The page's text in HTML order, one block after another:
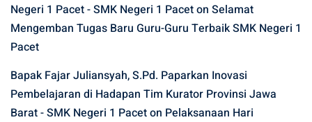
Negeri 1 Pacet - SMK Negeri 1 Paceton Selamat
Mengemban Tugas Baru Guru-Guru Terbaik SMK Negeri 1
Pacet
Bapak Fajar Juliansyah, S.Pd. Paparkan Inovasi
Pembelajaran di Hadapan Tim Kurator Provinsi Jawa
Barat - SMK Negeri 1 Paceton Pelaksanaan Hari